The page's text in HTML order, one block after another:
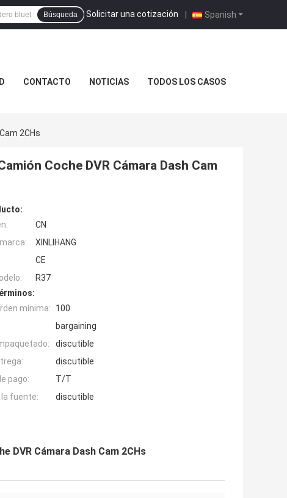
Spanish
Solicitar una cotización |
Búsqueda
CONTACTO NOTICIAS TODOS LOS CASOS
2CHs
Coche DVR Cámara Dash Cam
CN
XINLIHANG
CE
R37
mínima:
100
bargaining
discutible
discutible
pago:
T/T
la fuente:
discutible
DVR Cámara Dash Cam 2CHs